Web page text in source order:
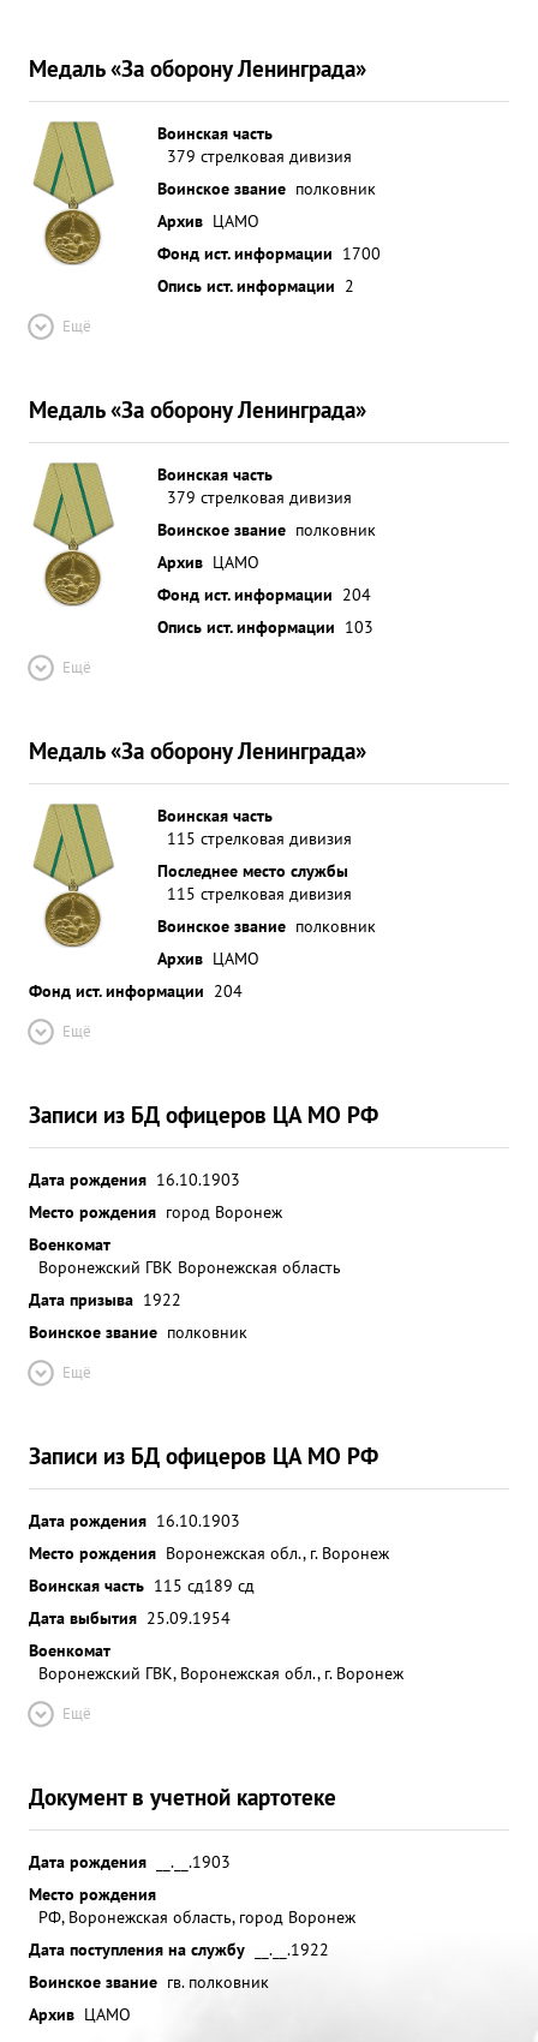
Медаль «За оборону Ленинграда»
Воинская часть
379 стрелковая дивизия
Воинское звание полковник
Архив ЦАМО
Фонд ист. информации 1700
Опись ист. информации 2
Ещё
Медаль «За оборону Ленинграда»
Воинская часть
379 стрелковая дивизия
Воинское звание полковник
Архив ЦАМО
Фонд ист. информации 204
Опись ист. информации 103
Ещё
Медаль «За оборону Ленинграда»
Воинская часть
115 стрелковая дивизия
Последнее место службы
115 стрелковая дивизия
Воинское звание полковник
Архив ЦАМО
Фонд ист. информации 204
Ещё
Записи из БД офицеров ЦА МО РФ
Дата рождения 16.10.1903
Место рождения город Воронеж
Военкомат
Воронежский ГВК Воронежская область
Дата призыва 1922
Воинское звание полковник
Ещё
Записи из БД офицеров ЦА МО РФ
Дата рождения 16.10.1903
Место рождения Воронежская обл., г. Воронеж
Воинская часть 115 сд189 сд
Дата выбытия 25.09.1954
Военкомат
Воронежский ГВК, Воронежская обл., г. Воронеж
Ещё
Документ в учетной картотеке
Дата рождения
__.__.1903
Место рождения
РФ, Воронежская область, город Воронеж
Дата поступления на службу
__.__.1922
Воинское звание гв. полковник
Архив ЦАМО